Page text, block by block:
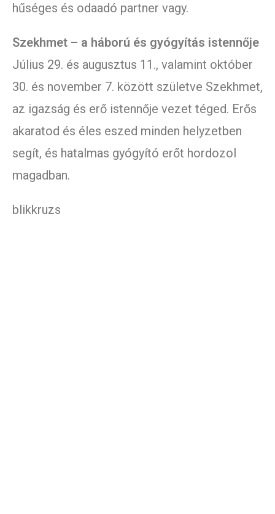
hűséges és odaadó partner vagy.
Szekhmet – a háború és gyógyítás istennője
Július 29. és augusztus 11., valamint október
30. és november 7. között születve Szekhmet,
az igazság és erő istennője vezet téged. Erős
akaratod és éles eszed minden helyzetben
segít, és hatalmas gyógyító erőt hordozol
magadban.
blikkruzs